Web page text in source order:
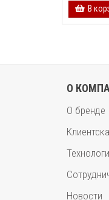
В
О
О бренде
Новости